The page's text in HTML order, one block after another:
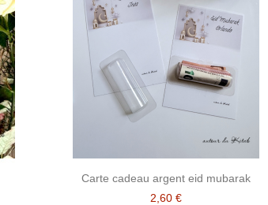
Carte cadeau argent eid mubarak
2,60 €